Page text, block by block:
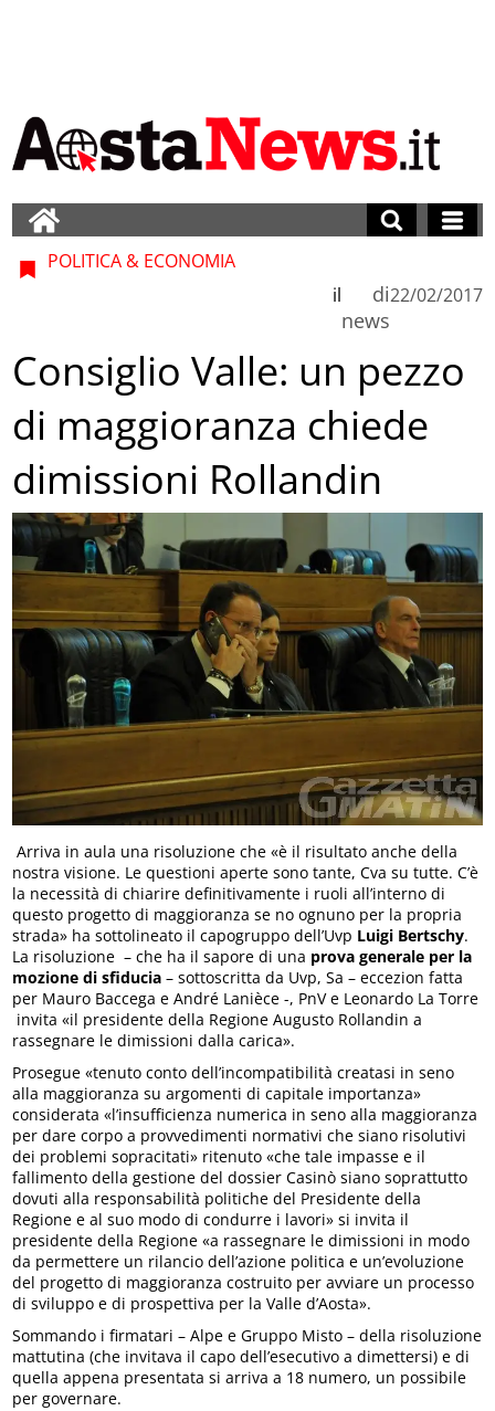
POLITICA & ECONOMIA
di
news
il 22/02/2017
Consiglio Valle: un pezzo
di maggioranza chiede
dimissioni Rollandin
Arriva in aula una risoluzione che «è il risultato anche della
nostra visione. Le questioni aperte sono tante, Cva su tutte. C’è
la necessità di chiarire definitivamente i ruoli all’interno di
questo progetto di maggioranza se no ognuno per la propria
strada» ha sottolineato il capogruppo dell’Uvp Luigi Bertschy.
La risoluzione – che ha il sapore di una prova generale per la
mozione di sfiducia – sottoscritta da Uvp, Sa – eccezion fatta
per Mauro Baccega e André Lanièce -, PnV e Leonardo La Torre
invita «il presidente della Regione Augusto Rollandin a
rassegnare le dimissioni dalla carica».
Prosegue «tenuto conto dell’incompatibilità creatasi in seno
alla maggioranza su argomenti di capitale importanza»
considerata «l’insufficienza numerica in seno alla maggioranza
per dare corpo a provvedimenti normativi che siano risolutivi
dei problemi sopracitati» ritenuto «che tale impasse e il
fallimento della gestione del dossier Casinò siano soprattutto
dovuti alla responsabilità politiche del Presidente della
Regione e al suo modo di condurre i lavori» si invita il
presidente della Regione «a rassegnare le dimissioni in modo
da permettere un rilancio dell’azione politica e un’evoluzione
del progetto di maggioranza costruito per avviare un processo
di sviluppo e di prospettiva per la Valle d’Aosta».
Sommando i firmatari – Alpe e Gruppo Misto – della risoluzione
mattutina (che invitava il capo dell’esecutivo a dimettersi) e di
quella appena presentata si arriva a 18 numero, un possibile
per governare.